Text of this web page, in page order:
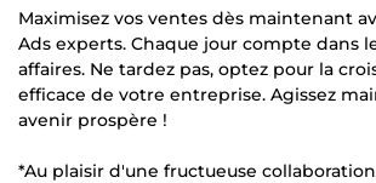
Maximisez vos ventes dès maintenant
Ads experts. Chaque jour compte dans
affaires. Ne tardez pas, optez pour la
efficace de votre entreprise. Agissez
avenir prospère !
*Au plaisir d'une fructueuse